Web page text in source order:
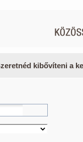
kibővíteni a